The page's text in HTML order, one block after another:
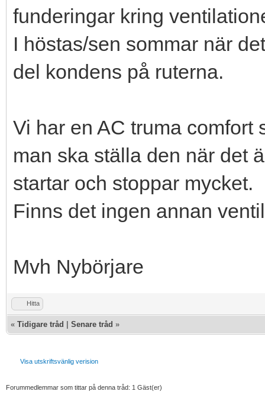
funderingar kring
I höstas/sen sommar när
del kondens på ruterna.
Vi har en AC truma comfort
man ska ställa den när det
startar och stoppar mycket.
Finns det ingen annan
Mvh Nybörjare
Hitta
« Tidigare tråd | Senare tråd »
Visa utskriftsvänlig verision
Forummedlemmar som tittar på denna tråd: 1 Gäst(er)